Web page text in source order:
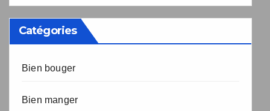
Catégories
Bien bouger
Bien manger